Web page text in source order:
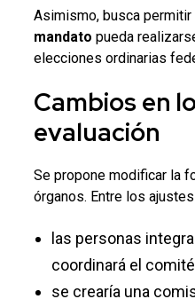
Asimismo, busca permitir
mandato pueda
elecciones ordinarias
Cambios en
evaluación
Se propone modificar la
órganos. Entre los
las personas
coordinará el comité
se crearía una